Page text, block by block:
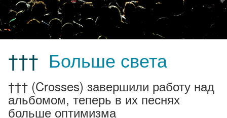
††† Больше света
††† (Crosses) завершили работу над
альбомом, теперь в их песнях
больше оптимизма